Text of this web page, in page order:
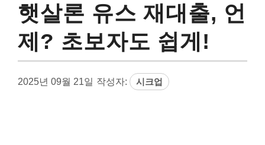
햇살론 유스 재대출, 언
제? 초보자도 쉽게!
2025년 09월 21일 작성자: 시크업